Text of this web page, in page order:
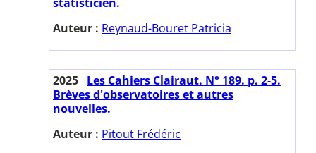
Auteur : Reynaud-Bouret Patricia
2025 Les Cahiers Clairaut. N° 189. p. 2-5.
Brèves d'observatoires et autres
nouvelles.
Auteur : Pitout Frédéric